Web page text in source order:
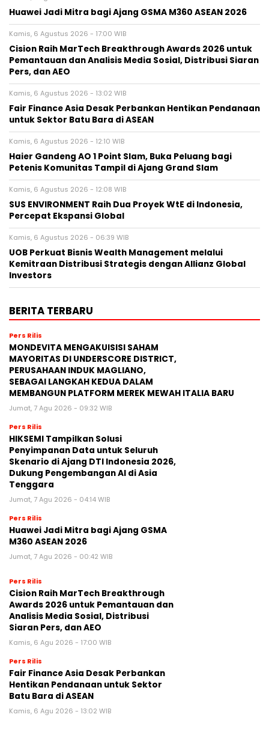
Huawei Jadi Mitra bagi Ajang GSMA M360 ASEAN 2026
Kamis, 6 Agustus 2026 - 17:00 WIB
Cision Raih MarTech Breakthrough Awards 2026 untuk
Pemantauan dan Analisis Media Sosial, Distribusi Siaran
Pers, dan AEO
Kamis, 6 Agustus 2026 - 13:02 WIB
Fair Finance Asia Desak Perbankan Hentikan Pendanaan
untuk Sektor Batu Bara di ASEAN
Kamis, 6 Agustus 2026 - 12:10 WIB
Haier Gandeng AO 1 Point Slam, Buka Peluang bagi
Petenis Komunitas Tampil di Ajang Grand Slam
Kamis, 6 Agustus 2026 - 12:08 WIB
SUS ENVIRONMENT Raih Dua Proyek WtE di Indonesia,
Percepat Ekspansi Global
Kamis, 6 Agustus 2026 - 06:39 WIB
UOB Perkuat Bisnis Wealth Management melalui
Kemitraan Distribusi Strategis dengan Allianz Global
Investors
BERITA TERBARU
Pers Rilis
MONDEVITA MENGAKUISISI SAHAM
MAYORITAS DI UNDERSCORE DISTRICT,
PERUSAHAAN INDUK MAGLIANO,
SEBAGAI LANGKAH KEDUA DALAM
MEMBANGUN PLATFORM MEREK MEWAH ITALIA BARU
Jumat, 7 Agu 2026 - 09:32 WIB
Pers Rilis
HIKSEMI Tampilkan Solusi
Penyimpanan Data untuk Seluruh
Skenario di Ajang DTI Indonesia 2026,
Dukung Pengembangan AI di Asia
Tenggara
Jumat, 7 Agu 2026 - 04:14 WIB
Pers Rilis
Huawei Jadi Mitra bagi Ajang GSMA
M360 ASEAN 2026
Jumat, 7 Agu 2026 - 00:42 WIB
Pers Rilis
Cision Raih MarTech Breakthrough
Awards 2026 untuk Pemantauan dan
Analisis Media Sosial, Distribusi
Siaran Pers, dan AEO
Kamis, 6 Agu 2026 - 17:00 WIB
Pers Rilis
Fair Finance Asia Desak Perbankan
Hentikan Pendanaan untuk Sektor
Batu Bara di ASEAN
Kamis, 6 Agu 2026 - 13:02 WIB